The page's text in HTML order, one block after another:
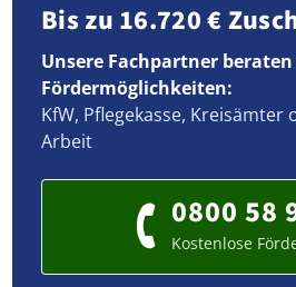
Bis zu 16.720 €
Unsere Fachpartner beraten
Fördermöglichkeiten:
KfW, Pflegekasse,
Arbeit
0800 58
Kostenlose